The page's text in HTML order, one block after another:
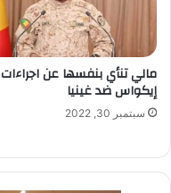
مالي تنأي بنفسها عن اجراءات
إيكواس ضد غينيا
سبتمبر 30, 2022